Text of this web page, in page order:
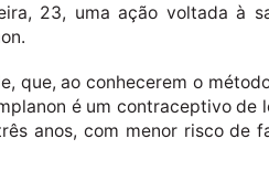
23, uma ação voltada à
que, ao conhecerem o
é um contraceptivo de
anos, com menor risco de